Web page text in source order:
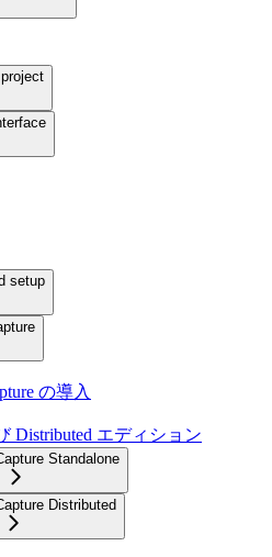
setup
の導入
Distributed エディション
Standalone
Distributed